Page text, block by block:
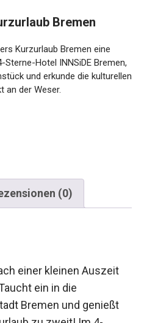
Bremen
Kurzurlaub Bremen eine
Sterne-Hotel INNSiDE
Frühstück und erkunde
direkt an der Weser.
(0)
einer kleinen Auszeit
ein in die
Bremen und genießt
zu zweit! Im 4-